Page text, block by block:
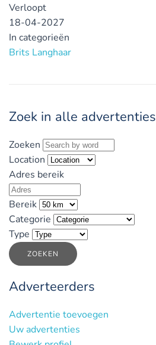
Verloopt
18-04-2027
In categorieën
Brits Langhaar
Zoek in alle advertenties
Zoeken
Location
Adres bereik
Bereik
Categorie
Type
ZOEKEN
Adverteerders
Advertentie toevoegen
Uw advertenties